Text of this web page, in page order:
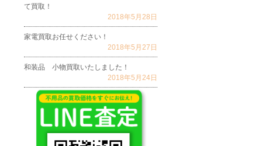
て買取！
2018年5月28日
家電買取お任せください！
2018年5月27日
和装品 小物買取いたしました！
2018年5月24日